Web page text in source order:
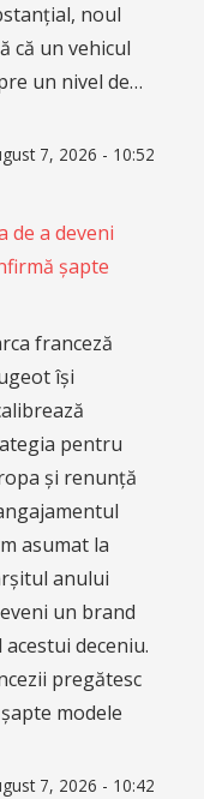
noul
că un vehicul
un nivel de…
7, 2026 - 10:52
de a deveni
șapte
franceză
își
pentru
și renunță
asumat la
anului
un brand
deceniu.
pregătesc
modele
7, 2026 - 10:42